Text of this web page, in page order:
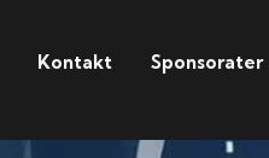
Kontakt Sponsorater